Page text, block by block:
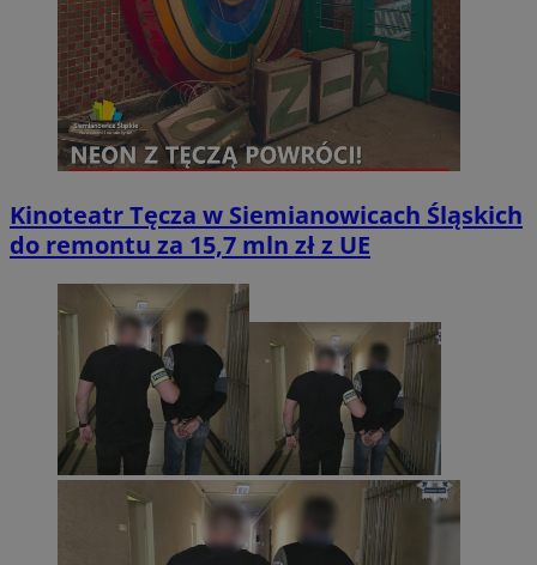
Kinoteatr Tęcza w Siemianowicach Śląskich
do remontu za 15,7 mln zł z UE